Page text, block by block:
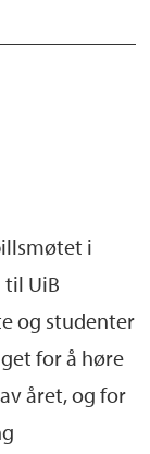
i
UiB
og studenter
for å høre
året, og for